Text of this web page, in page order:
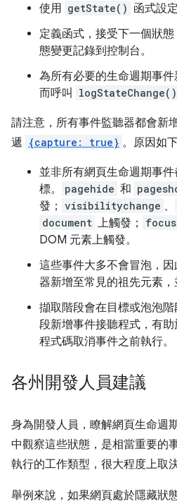
使用 getState() 函式設
定義函式，接受下一個狀
態變更記錄到控制台。
為所有必要的生命週期事件
而呼叫
logStateChange()
請注意，所有事件監聽器都會新
遞 {capture: true} 。原因如下
並非所有網頁生命週期事件
標。
pagehide 和
發； visibilitychange 、
document 上觸發； focus
DOM 元素上觸發。
這些事件大多不會冒泡，
器新增至常見的祖先元素，
擷取階段會在目標或泡泡
段新增事件接聽程式，有
程式碼取消事件之前執行。
各州開發人員建議
身為開發人員，瞭解網頁生命週
中觀察這些狀態，是相當重要的
執行的工作類型，很大程度上取
舉例來說，如果網頁處於隱藏狀